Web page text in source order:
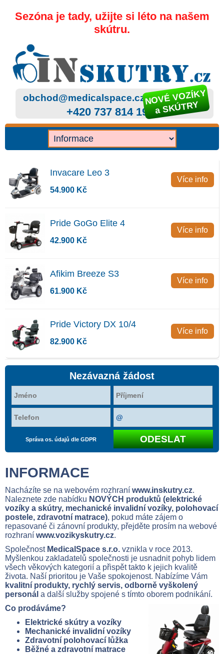
Sezóna je tady, užijte si léto na našem
skútru.
obchod@medicalspace.cz
+420 737 814 199
NOVÉ VOZÍKY
a SKÚTRY
Invacare Leo 3
54.900 Kč
Více info
Pride GoGo Elite 4
42.900 Kč
Více info
Afikim Breeze S3
61.900 Kč
Více info
Pride Victory DX 10/4
82.900 Kč
Více info
Nezávazná žádost
Správa os. údajů dle GDPR
INFORMACE
Nacházíte se na webovém rozhraní www.inskutry.cz.
Naleznete zde nabídku NOVÝCH produktů (elektrické
vozíky a skútry, mechanické invalidní vozíky, polohovací
postele, zdravotní matrace), pokud máte zájem o
repasované či zánovní produkty, přejděte prosím na webové
rozhraní www.vozikyskutry.cz.
Společnost MedicalSpace s.r.o. vznikla v roce 2013.
Myšlenkou zakladatelů společnosti je usnadnit pohyb lidem
všech věkových kategorií a přispět takto k jejich kvalitě
života. Naší prioritou je Vaše spokojenost. Nabízíme Vám
kvalitní produkty, rychlý servis, odborně vyškolený
personál a další služby spojené s tímto oborem podnikání.
Co prodáváme?
Elektrické skútry a vozíky
Mechanické invalidní vozíky
Zdravotní polohovací lůžka
Běžné a zdravotní matrace